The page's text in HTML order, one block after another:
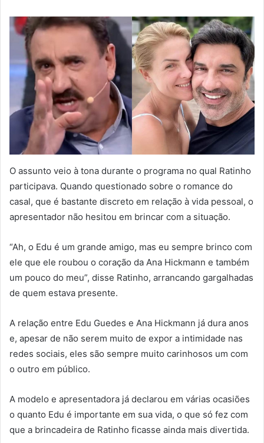
O assunto veio à tona durante o programa no qual Ratinho
participava. Quando questionado sobre o romance do
casal, que é bastante discreto em relação à vida pessoal, o
apresentador não hesitou em brincar com a situação.
“Ah, o Edu é um grande amigo, mas eu sempre brinco com
ele que ele roubou o coração da Ana Hickmann e também
um pouco do meu”, disse Ratinho, arrancando gargalhadas
de quem estava presente.
A relação entre Edu Guedes e Ana Hickmann já dura anos
e, apesar de não serem muito de expor a intimidade nas
redes sociais, eles são sempre muito carinhosos um com
o outro em público.
A modelo e apresentadora já declarou em várias ocasiões
o quanto Edu é importante em sua vida, o que só fez com
que a brincadeira de Ratinho ficasse ainda mais divertida.